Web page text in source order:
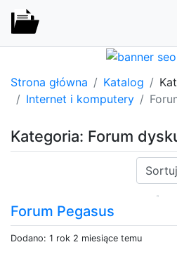
Strona główna Katalog
Internet i komputery
Kategoria: Forum
Sortuj:
Forum Pegasus
Dodano: 1 rok 2 miesiące temu